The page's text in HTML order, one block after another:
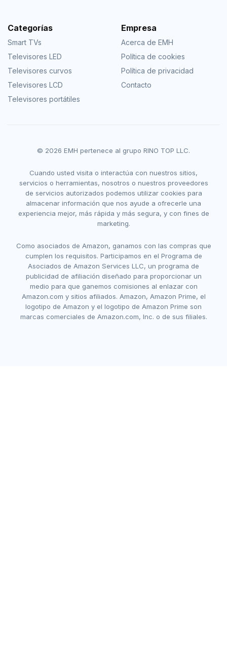
Categorías
Smart TVs
Televisores LED
Televisores curvos
Televisores LCD
Televisores portátiles
Empresa
Acerca de EMH
Política de cookies
Política de privacidad
Contacto
© 2026 EMH pertenece al grupo RINO TOP LLC.
Cuando usted visita o interactúa con nuestros sitios,
servicios o herramientas, nosotros o nuestros proveedores
de servicios autorizados podemos utilizar cookies para
almacenar información que nos ayude a ofrecerle una
experiencia mejor, más rápida y más segura, y con fines de
marketing.
Como asociados de Amazon, ganamos con las compras que
cumplen los requisitos. Participamos en el Programa de
Asociados de Amazon Services LLC, un programa de
publicidad de afiliación diseñado para proporcionar un
medio para que ganemos comisiones al enlazar con
Amazon.com y sitios afiliados. Amazon, Amazon Prime, el
logotipo de Amazon y el logotipo de Amazon Prime son
marcas comerciales de Amazon.com, Inc. o de sus filiales.